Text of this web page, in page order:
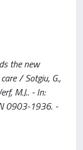
the new
/ Sotgiu, G.,
M.J.. - In:
0903-1936. -